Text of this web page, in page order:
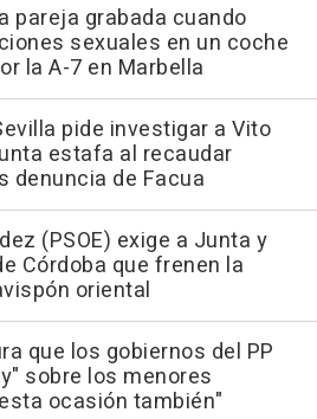
pareja grabada cuando
sexuales en un coche
la A-7 en Marbella
pide investigar a Vito
estafa al recaudar
denuncia de Facua
(PSOE) exige a Junta y
Córdoba que frenen la
oriental
que los gobiernos del PP
sobre los menores
ocasión también"